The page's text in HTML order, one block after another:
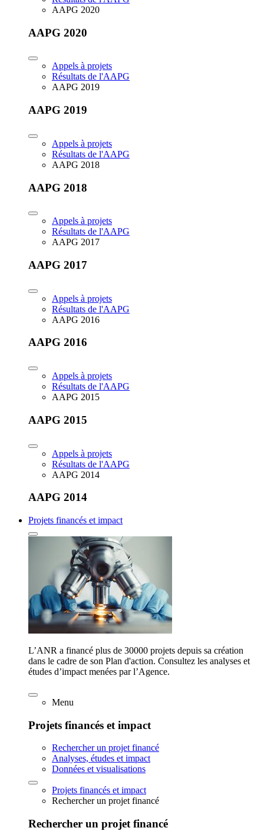
AAPG 2020
AAPG 2020
Appels à projets
Résultats de l'AAPG
AAPG 2019
AAPG 2019
Appels à projets
Résultats de l'AAPG
AAPG 2018
AAPG 2018
Appels à projets
Résultats de l'AAPG
AAPG 2017
AAPG 2017
Appels à projets
Résultats de l'AAPG
AAPG 2016
AAPG 2016
Appels à projets
Résultats de l'AAPG
AAPG 2015
AAPG 2015
Appels à projets
Résultats de l'AAPG
AAPG 2014
AAPG 2014
Projets financés et impact
L’ANR a financé plus de 30000 projets depuis sa création
dans le cadre de son Plan d'action. Consultez les analyses et
études d’impact menées par l’Agence.
Menu
Projets financés et impact
Rechercher un projet financé
Analyses, études et impact
Données et visualisations
Projets financés et impact
Rechercher un projet financé
Rechercher un projet financé